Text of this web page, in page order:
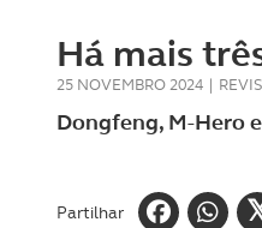
AUTOCARAVANISMO
Há mais
25 NOVEMBRO 2024 |
Dongfeng, M-Hero
Partilhar